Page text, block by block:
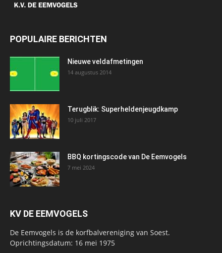
POPULAIRE BERICHTEN
Nieuwe veldafmetingen
14 augustus 2014
Terugblik: Superheldenjeugdkamp
10 juli 2017
BBQ kortingscode van De Eemvogels
7 mei 2024
KV DE EEMVOGELS
De Eemvogels is de korfbalvereniging van Soest.
Oprichtingsdatum: 16 mei 1975